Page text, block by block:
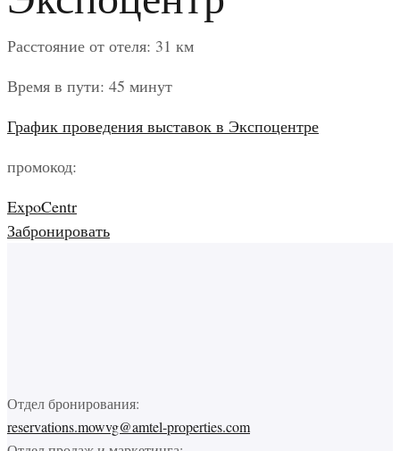
Расстояние от отеля: 31 км
Время в пути: 45 минут
График проведения выставок в Экспоцентре
промокод:
ExpoCentr
Забронировать
Отдел бронирования:
reservations.mowvg@amtel-properties.com